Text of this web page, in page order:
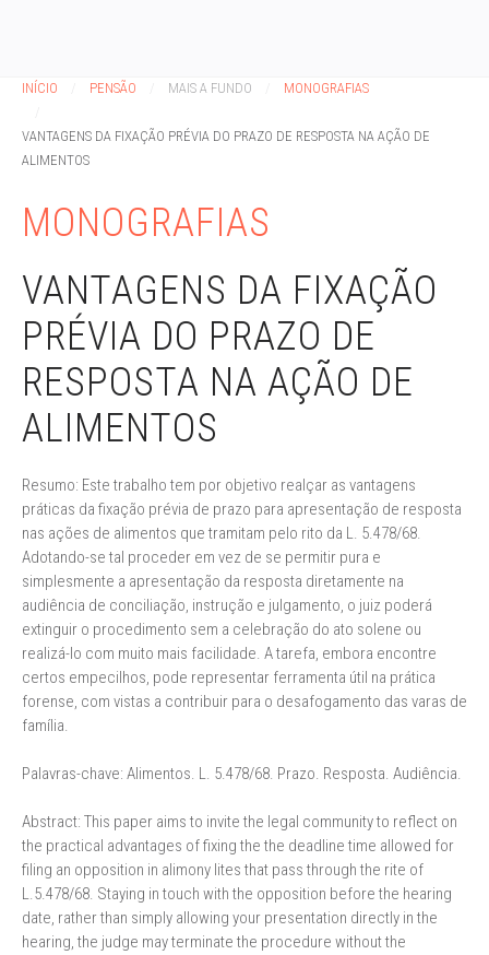
INÍCIO PENSÃO MAIS A FUNDO MONOGRAFIAS
VANTAGENS DA FIXAÇÃO PRÉVIA DO PRAZO DE RESPOSTA NA AÇÃO DE
ALIMENTOS
MONOGRAFIAS
VANTAGENS DA FIXAÇÃO
PRÉVIA DO PRAZO DE
RESPOSTA NA AÇÃO DE
ALIMENTOS
Resumo: Este trabalho tem por objetivo realçar as vantagens
práticas da fixação prévia de prazo para apresentação de resposta
nas ações de alimentos que tramitam pelo rito da L. 5.478/68.
Adotando-se tal proceder em vez de se permitir pura e
simplesmente a apresentação da resposta diretamente na
audiência de conciliação, instrução e julgamento, o juiz poderá
extinguir o procedimento sem a celebração do ato solene ou
realizá-lo com muito mais facilidade. A tarefa, embora encontre
certos empecilhos, pode representar ferramenta útil na prática
forense, com vistas a contribuir para o desafogamento das varas de
família.
Palavras-chave: Alimentos. L. 5.478/68. Prazo. Resposta. Audiência.
Abstract: This paper aims to invite the legal community to reflect on
the practical advantages of fixing the the deadline time allowed for
filing an opposition in alimony lites that pass through the rite of
L.5.478/68. Staying in touch with the opposition before the hearing
date, rather than simply allowing your presentation directly in the
hearing, the judge may terminate the procedure without the